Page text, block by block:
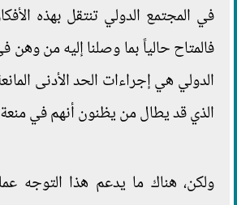
في المجتمع الدولي تنتقل بهذه
فالمتاح حالياً بما وصلنا إليه من وهن
الدولي هي إجراءات الحد الأدنى
الذي قد يطال من يظنون أنهم في
ولكن، هناك ما يدعم هذا التوجه